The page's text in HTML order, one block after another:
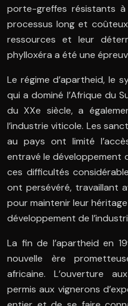
porte-greffes résistants
processus long et
ressources et leur
phylloxéra a été une
Le régime d’apartheid, le
qui a dominé l’Afrique du
du XXe siècle, a
l’industrie viticole. Les
au pays ont limité
entravé le développement
ces difficultés
ont persévéré, travaillant
pour maintenir leur
développement de
La fin de l’apartheid en
nouvelle ère
africaine. L’ouverture
permis aux vignerons